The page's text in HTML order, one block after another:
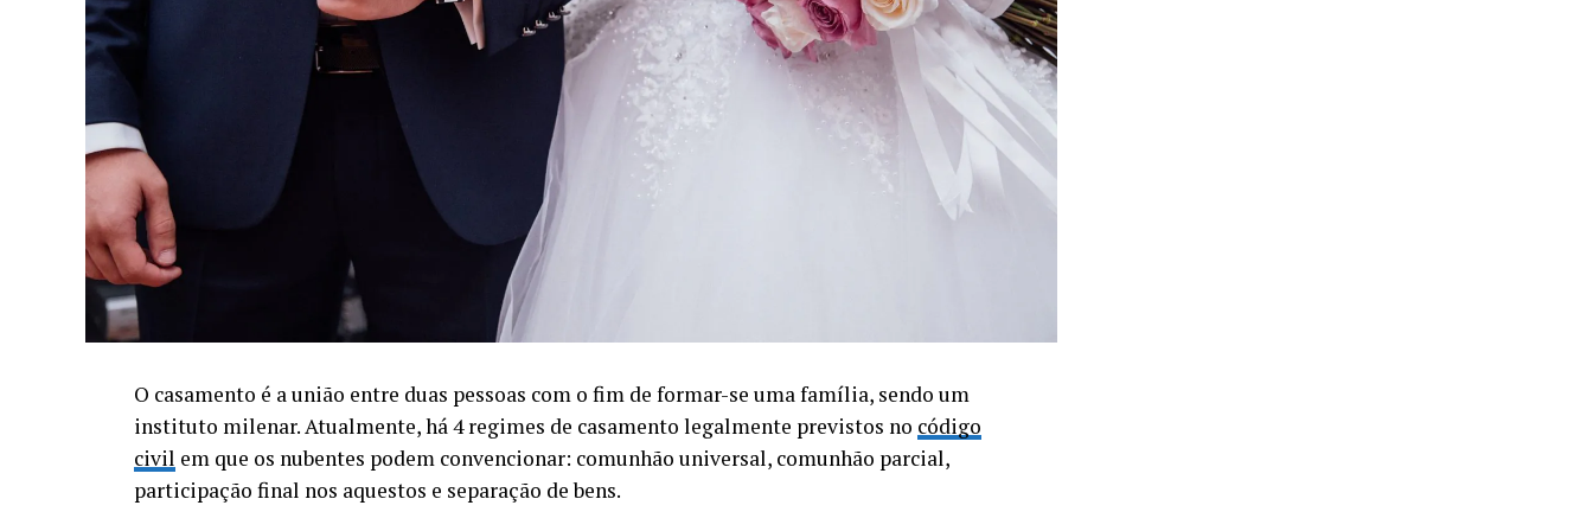
após a aprovação e alocação dos fundos necessários coordenada pelo Departamento de
Justiça, Departamento do Tesouro e pelo Fundo de Sentenças, podendo levar cerca de 2
semanas após a submissão completa da documentação e, em alguns casos, ultrapassando 12
meses até o efetivo recebimento da indenização.
De longa data, organizações da sociedade civil vêm cobrando uma solução definitiva para o
problema, mas discutem alternativas como a emissão de títulos especiais ou o uso de
receitas extraordinárias para o pagamento dos precatórios, sem levar em conta que o futuro
dos precatórios no Brasil depende de reformas estruturais garantidoras de transparência e
efetividade no cumprimento do pagamento dessas dívidas, inclusive, possibilitando o
pagamento direto e rápido devido.
Com a apresentação do PLDO-2026, especialistas alertam para o risco de paralisação da
máquina pública a partir de 2027, caso os precatórios sejam integralmente contabilizados
como despesa primária obrigatória.
Essa medida reacende o temor de um Estado inadimplente, incapaz de honrar decisões
O casamento é a união entre duas pessoas com o fim de formar-se uma família, sendo um
instituto milenar. Atualmente, há 4 regimes de casamento legalmente previstos no código
civil em que os nubentes podem convencionar: comunhão universal, comunhão parcial,
participação final nos aquestos e separação de bens.